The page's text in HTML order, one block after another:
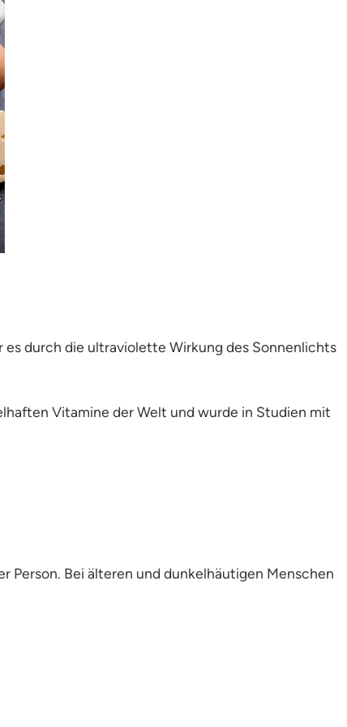
durch die ultraviolette Wirkung des Sonnenlichts
Vitamine der Welt und wurde in Studien mit
Person. Bei älteren und dunkelhäutigen Menschen